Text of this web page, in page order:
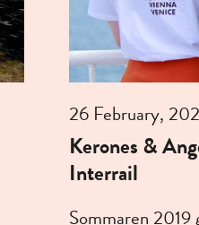
26 February,
Kerones &
Interrail
Sommaren 2019